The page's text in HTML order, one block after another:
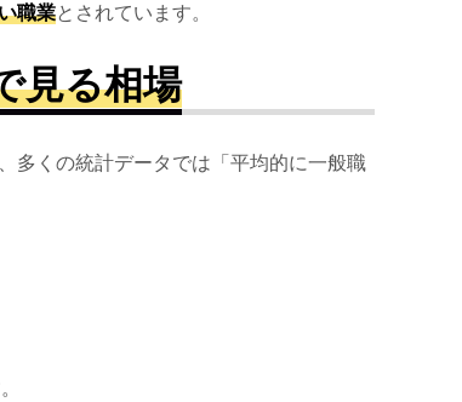
職業とされています。
見る相場
多くの統計データでは「平均的に一般職